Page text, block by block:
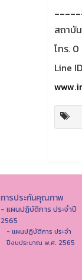
สถาบั
โทร.
Line
การประกันคุณภาพ
- แผนปฏิบัติการ ประจำปี
2565
- แผนปฏิบัติการ ประจำ
ปีงบประมาณ พ.ศ. 2565